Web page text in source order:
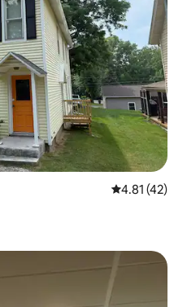
從 42 則評價
4.81 (42)